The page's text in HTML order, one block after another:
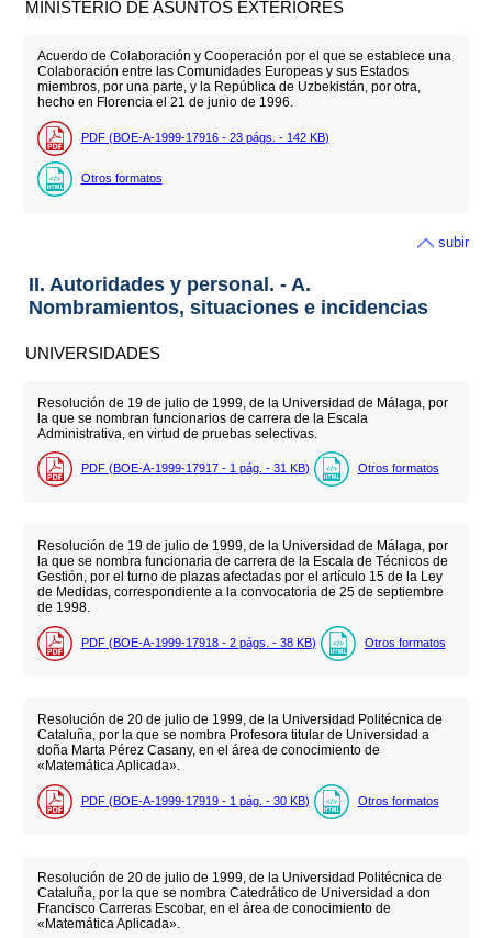
MINISTERIO DE ASUNTOS EXTERIORES
Acuerdo de Colaboración y Cooperación por el que se establece una
Colaboración entre las Comunidades Europeas y sus Estados
miembros, por una parte, y la República de Uzbekistán, por otra,
hecho en Florencia el 21 de junio de 1996.
PDF (BOE-A-1999-17916 - 23 págs. - 142 KB)
Otros formatos
subir
II. Autoridades y personal. - A.
Nombramientos, situaciones e incidencias
UNIVERSIDADES
Resolución de 19 de julio de 1999, de la Universidad de Málaga, por
la que se nombran funcionarios de carrera de la Escala
Administrativa, en virtud de pruebas selectivas.
PDF (BOE-A-1999-17917 - 1 pág. - 31 KB) Otros formatos
Resolución de 19 de julio de 1999, de la Universidad de Málaga, por
la que se nombra funcionaria de carrera de la Escala de Técnicos de
Gestión, por el turno de plazas afectadas por el artículo 15 de la Ley
de Medidas, correspondiente a la convocatoria de 25 de septiembre
de 1998.
PDF (BOE-A-1999-17918 - 2 págs. - 38 KB) Otros formatos
Resolución de 20 de julio de 1999, de la Universidad Politécnica de
Cataluña, por la que se nombra Profesora titular de Universidad a
doña Marta Pérez Casany, en el área de conocimiento de
«Matemática Aplicada».
PDF (BOE-A-1999-17919 - 1 pág. - 30 KB) Otros formatos
Resolución de 20 de julio de 1999, de la Universidad Politécnica de
Cataluña, por la que se nombra Catedrático de Universidad a don
Francisco Carreras Escobar, en el área de conocimiento de
«Matemática Aplicada».